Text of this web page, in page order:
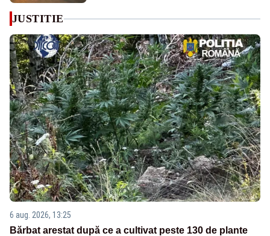
JUSTITIE
6 aug. 2026, 13:25
Bărbat arestat după ce a cultivat peste 130 de plante